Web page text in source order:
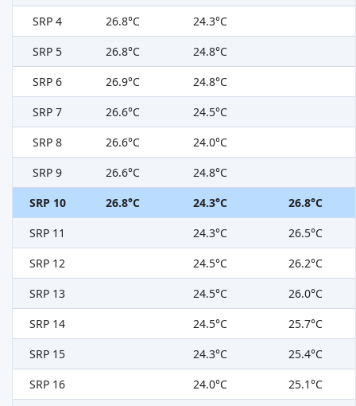
SRP 4
26.8°C
24.3°C
SRP 5
26.8°C
24.8°C
SRP 6
26.9°C
24.8°C
SRP 7
26.6°C
24.5°C
SRP 8
26.6°C
24.0°C
SRP 9
26.6°C
24.8°C
SRP 10
26.8°C 24.3°C
26.8°C
SRP 11
24.3°C
26.5°C
SRP 12
24.5°C
26.2°C
SRP 13
24.5°C
26.0°C
SRP 14
24.5°C
25.7°C
SRP 15
24.3°C
25.4°C
SRP 16
24.0°C
25.1°C